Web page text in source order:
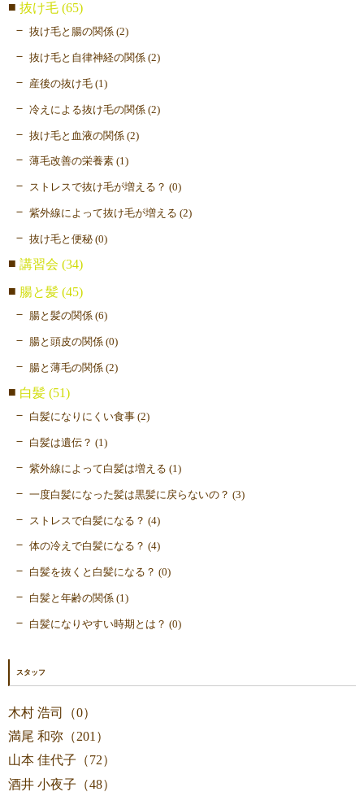
抜け毛 (65)
抜け毛と腸の関係 (2)
抜け毛と自律神経の関係 (2)
産後の抜け毛 (1)
冷えによる抜け毛の関係 (2)
抜け毛と血液の関係 (2)
薄毛改善の栄養素 (1)
ストレスで抜け毛が増える？ (0)
紫外線によって抜け毛が増える (2)
抜け毛と便秘 (0)
講習会 (34)
腸と髪 (45)
腸と髪の関係 (6)
腸と頭皮の関係 (0)
腸と薄毛の関係 (2)
白髪 (51)
白髪になりにくい食事 (2)
白髪は遺伝？ (1)
紫外線によって白髪は増える (1)
一度白髪になった髪は黒髪に戻らないの？ (3)
ストレスで白髪になる？ (4)
体の冷えで白髪になる？ (4)
白髪を抜くと白髪になる？ (0)
白髪と年齢の関係 (1)
白髪になりやすい時期とは？ (0)
スタッフ
木村 浩司（0）
満尾 和弥（201）
山本 佳代子（72）
酒井 小夜子（48）